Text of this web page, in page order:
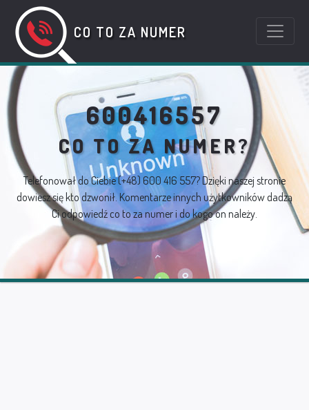
CO TO ZA NUMER
600416557
CO TO ZA NUMER?
Telefonował do Ciebie(+48) 600 416 557? Dzięki naszej stronie
dowiesz się kto dzwonił. Komentarze innych użytkowników dadzą
Ci odpowiedź co to za numer i do kogo on należy.